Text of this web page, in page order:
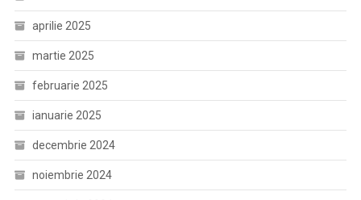
aprilie 2025
martie 2025
februarie 2025
ianuarie 2025
decembrie 2024
noiembrie 2024